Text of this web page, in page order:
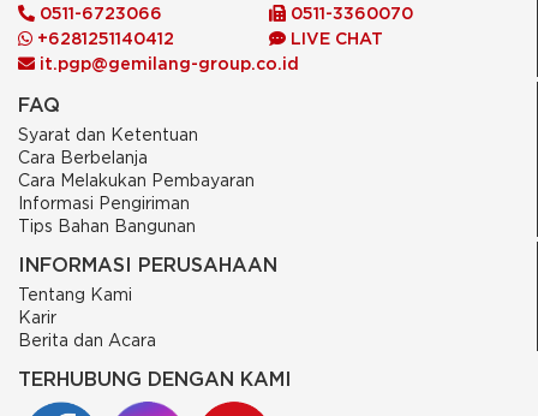
0511-6723066
0511-3360070
+6281251140412
LIVE CHAT
it.pgp@gemilang-group.co.id
FAQ
Syarat dan Ketentuan
Cara Berbelanja
Cara Melakukan Pembayaran
Informasi Pengiriman
Tips Bahan Bangunan
INFORMASI PERUSAHAAN
Tentang Kami
Karir
Berita dan Acara
TERHUBUNG DENGAN KAMI